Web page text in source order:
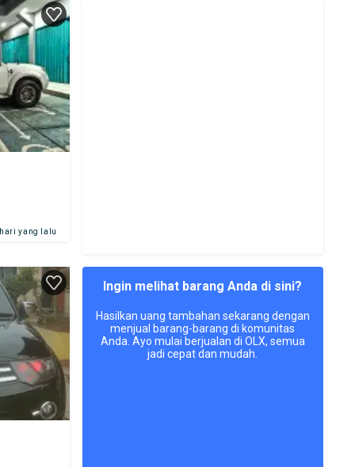
yang lalu
Ingin melihat barang Anda di sini?
Hasilkan uang tambahan sekarang dengan
menjual barang-barang di komunitas
Anda. Ayo mulai berjualan di OLX, semua
jadi cepat dan mudah.